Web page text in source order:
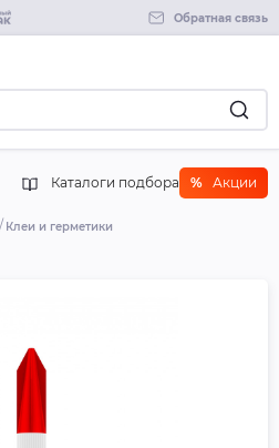
Обратная связь
Каталоги подбора % Акции
Клеи и герметики